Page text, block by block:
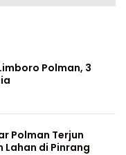
Polman, 3
Polman Terjun
Lahan di Pinrang